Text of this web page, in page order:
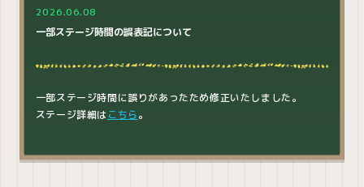
2026.06.08
一部ステージ時間の誤表記について
一部ステージ時間に誤りがあったため修正いたしました。
ステージ詳細は こちら。